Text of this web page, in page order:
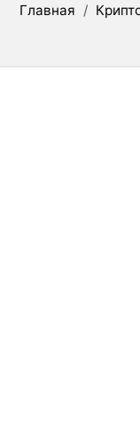
Главная /